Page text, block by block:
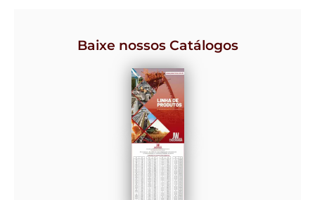
Baixe nossos Catálogos